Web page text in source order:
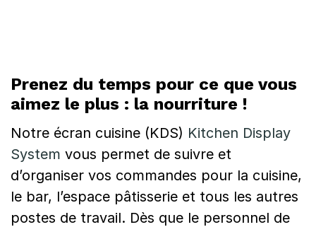
Prenez du temps pour ce que vous
aimez le plus : la nourriture !
Notre écran cuisine (KDS) Kitchen Display
System vous permet de suivre et
d’organiser vos commandes pour la cuisine,
le bar, l’espace pâtisserie et tous les autres
postes de travail. Dès que le personnel de